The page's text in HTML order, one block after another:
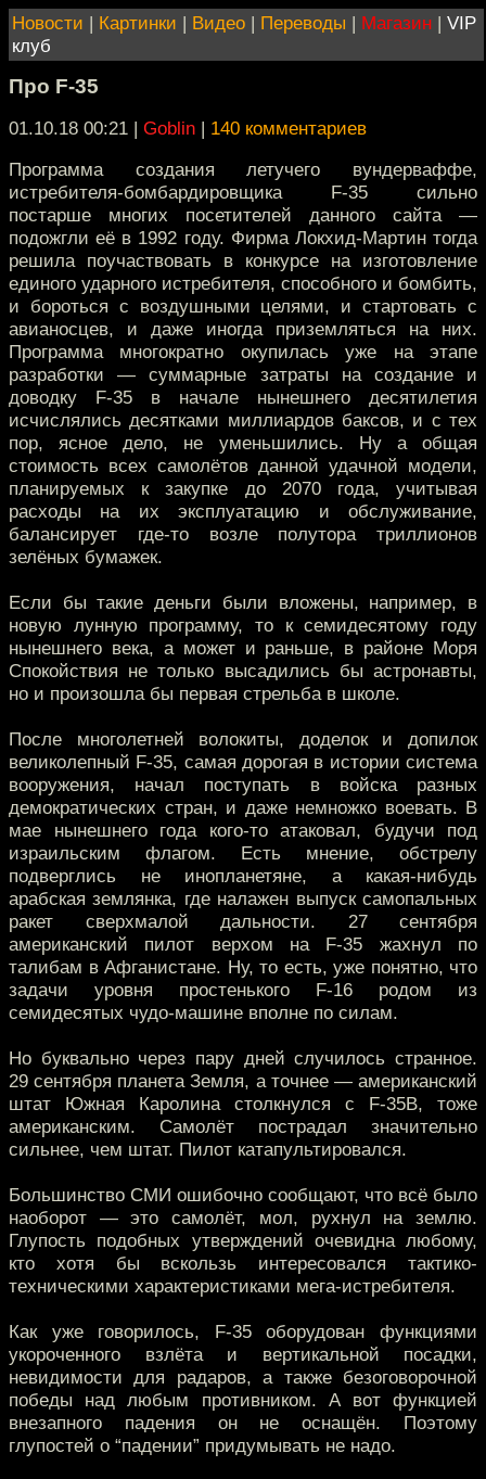
Новости | Картинки | Видео | Переводы | Магазин | VIP
клуб
Про F-35
01.10.18 00:21 | Goblin | 140 комментариев
Программа создания летучего вундерваффе,
истребителя-бомбардировщика F-35 сильно
постарше многих посетителей данного сайта —
подожгли её в 1992 году. Фирма Локхид-Мартин тогда
решила поучаствовать в конкурсе на изготовление
единого ударного истребителя, способного и бомбить,
и бороться с воздушными целями, и стартовать с
авианосцев, и даже иногда приземляться на них.
Программа многократно окупилась уже на этапе
разработки — суммарные затраты на создание и
доводку F-35 в начале нынешнего десятилетия
исчислялись десятками миллиардов баксов, и с тех
пор, ясное дело, не уменьшились. Ну а общая
стоимость всех самолётов данной удачной модели,
планируемых к закупке до 2070 года, учитывая
расходы на их эксплуатацию и обслуживание,
балансирует где-то возле полутора триллионов
зелёных бумажек.
Если бы такие деньги были вложены, например, в
новую лунную программу, то к семидесятому году
нынешнего века, а может и раньше, в районе Моря
Спокойствия не только высадились бы астронавты,
но и произошла бы первая стрельба в школе.
После многолетней волокиты, доделок и допилок
великолепный F-35, самая дорогая в истории система
вооружения, начал поступать в войска разных
демократических стран, и даже немножко воевать. В
мае нынешнего года кого-то атаковал, будучи под
израильским флагом. Есть мнение, обстрелу
подверглись не инопланетяне, а какая-нибудь
арабская землянка, где налажен выпуск самопальных
ракет сверхмалой дальности. 27 сентября
американский пилот верхом на F-35 жахнул по
талибам в Афганистане. Ну, то есть, уже понятно, что
задачи уровня простенького F-16 родом из
семидесятых чудо-машине вполне по силам.
Но буквально через пару дней случилось странное.
29 сентября планета Земля, а точнее — американский
штат Южная Каролина столкнулся с F-35В, тоже
американским. Самолёт пострадал значительно
сильнее, чем штат. Пилот катапультировался.
Большинство СМИ ошибочно сообщают, что всё было
наоборот — это самолёт, мол, рухнул на землю.
Глупость подобных утверждений очевидна любому,
кто хотя бы вскользь интересовался тактико-
техническими характеристиками мега-истребителя.
Как уже говорилось, F-35 оборудован функциями
укороченного взлёта и вертикальной посадки,
невидимости для радаров, а также безоговорочной
победы над любым противником. А вот функцией
внезапного падения он не оснащён. Поэтому
глупостей о “падении” придумывать не надо.